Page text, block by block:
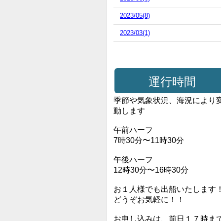
2023/05(8)
2023/03(1)
運行時間
季節や気象状況、海況により
動します
午前ハーフ
7時30分〜11時30分
午後ハーフ
12時30分〜16時30分
お１人様でも出船いたします！
どうぞお気軽に！！
お申し込みは、前日１７時ま